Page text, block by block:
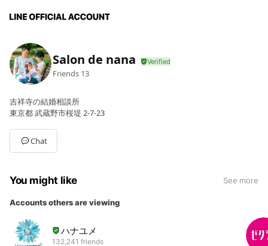
Salon de nana
Friends 13
吉祥寺の結婚相談所
東京都 武蔵野市桜堤 2-7-23
Chat
You might like See more
Accounts others are viewing
ハナユメ
132,241 friends